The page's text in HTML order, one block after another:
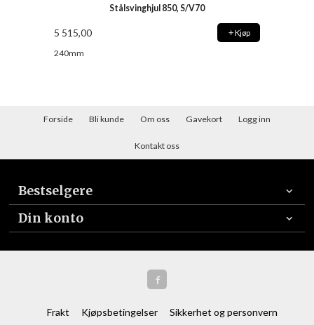
Stålsvinghjul 850, S/V70
5 515,00 Kjøp
240mm
Forside Bli kunde Om oss Gavekort Logg inn
Kontakt oss
Bestselgere
Din konto
Frakt Kjøpsbetingelser Sikkerhet og personvern